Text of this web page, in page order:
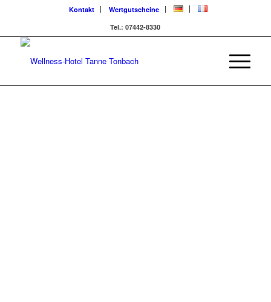
Kontakt
Wertgutscheine
Tel.: 07442-8330